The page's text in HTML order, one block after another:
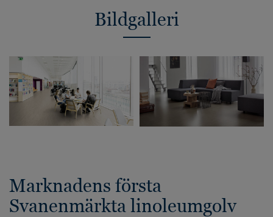
Bildgalleri
Marknadens första
Svanenmärkta linoleumgolv